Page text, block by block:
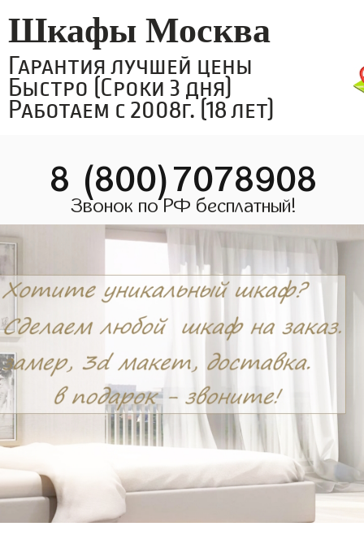
Шкафы Москва
Гарантия лучшей цены
Быстро (Сроки 3 дня)
Работаем с 2008г. (18 лет)
8 (800)7078908
Звонок по РФ бесплатный!